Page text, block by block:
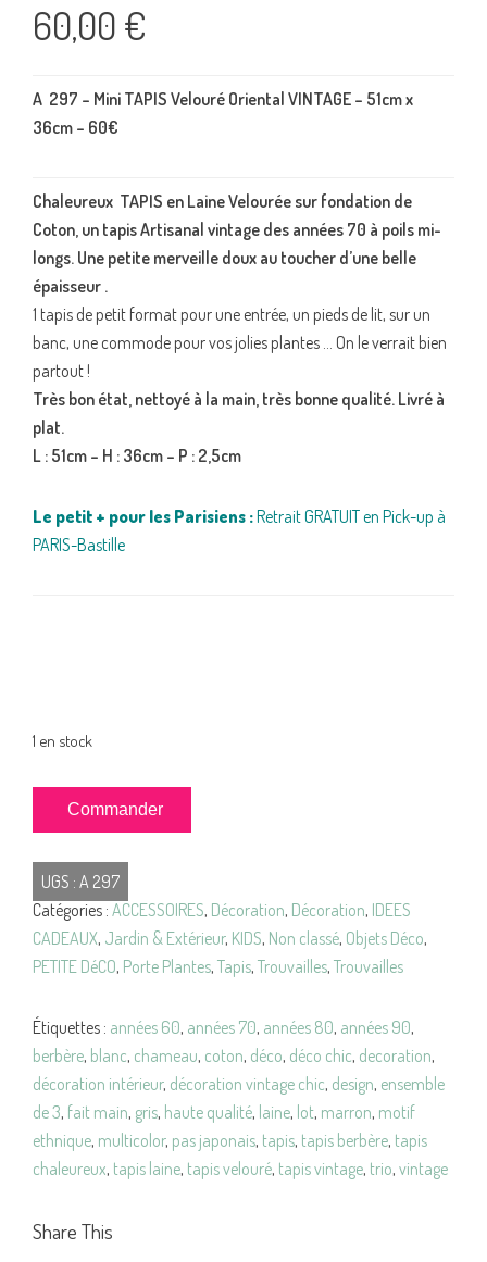
60,00 €
A 297 – Mini TAPIS Velouré Oriental VINTAGE – 51cm x
36cm – 60€
Chaleureux TAPIS en Laine Velourée sur fondation de
Coton, un tapis Artisanal vintage des années 70 à poils mi-
longs. Une petite merveille doux au toucher d’une belle
épaisseur .
1 tapis de petit format pour une entrée, un pieds de lit, sur un
banc, une commode pour vos jolies plantes … On le verrait bien
partout !
Très bon état, nettoyé à la main, très bonne qualité. Livré à
plat.
L : 51cm – H : 36cm – P : 2,5cm
Le petit + pour les Parisiens :Retrait GRATUIT en Pick-up à
PARIS-Bastille
1 en stock
quantité
de
Mini
TAPIS
Velouré
Oriental
VINTAGE
51cm
x
36cm
Commander
UGS : A 297
Catégories : ACCESSOIRES, Décoration, Décoration, IDEES
CADEAUX, Jardin & Extérieur, KIDS, Non classé, Objets Déco,
PETITE DéCO, Porte Plantes, Tapis, Trouvailles, Trouvailles
Étiquettes : années 60, années 70, années 80, années 90,
berbère, blanc, chameau, coton, déco, déco chic, decoration,
décoration intérieur, décoration vintage chic, design, ensemble
de 3, fait main, gris, haute qualité, laine, lot, marron, motif
ethnique, multicolor, pas japonais, tapis, tapis berbère, tapis
chaleureux, tapis laine, tapis velouré, tapis vintage, trio, vintage
Share This